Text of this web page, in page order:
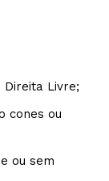
Livre;
cones ou
ou sem